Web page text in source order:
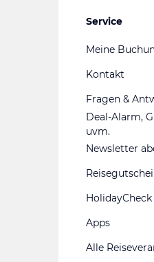
Service
Meine
Kontakt
Fragen &
Deal-Alarm,
uvm.
Newsletter
Apps
Alle